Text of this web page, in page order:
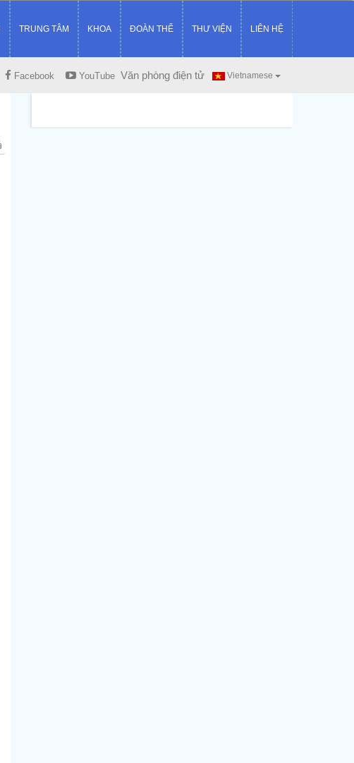
TRUNG TÂM KHOA ĐOÀN THỂ THƯ VIỆN LIÊN HỆ
Vietnamese
Facebook YouTube Văn phòng điện tử